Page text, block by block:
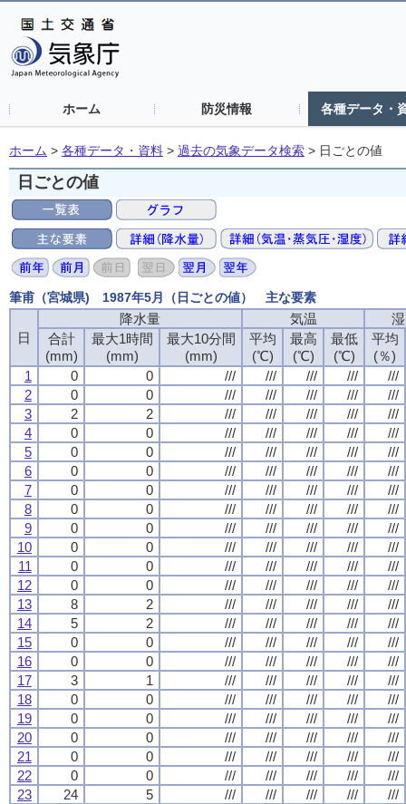
ホーム 防災情報 各種データ・
ホーム > 各種データ・資料 > 過去の気象データ検索 > 日ごとの値
日ごとの値
筆甫（宮城県) 1987年5月（日ごとの値） 主な要素
日
降水量 気温
合計
(mm)
最大1時間
(mm)
最大10分間
(mm)
平均
(℃)
最高
(℃)
最低
(℃)
平均
(％)
1
0 0 /// /// /// ///
///
2
0 0 /// /// /// ///
///
3
2 2 /// /// /// ///
///
4
0 0 /// /// /// ///
///
5
0 0 /// /// /// ///
///
6
0 0 /// /// /// ///
///
7
0 0 /// /// /// ///
///
8
0 0 /// /// /// ///
///
9
0 0 /// /// /// ///
///
10
0 0 /// /// /// ///
///
11
0 0 /// /// /// ///
///
12
0 0 /// /// /// ///
///
13
8 2 /// /// /// ///
///
14
5 2 /// /// /// ///
///
15
0 0 /// /// /// ///
///
16
0 0 /// /// /// ///
///
17
3 1 /// /// /// ///
///
18
0 0 /// /// /// ///
///
19
0 0 /// /// /// ///
///
20
0 0 /// /// /// ///
///
21
0 0 /// /// /// ///
///
22
0 0 /// /// /// ///
///
23
24 5 /// /// /// ///
///